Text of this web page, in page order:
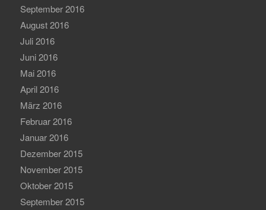
September 2016
August 2016
Juli 2016
Juni 2016
Mai 2016
April 2016
März 2016
Februar 2016
Januar 2016
Dezember 2015
November 2015
Oktober 2015
September 2015